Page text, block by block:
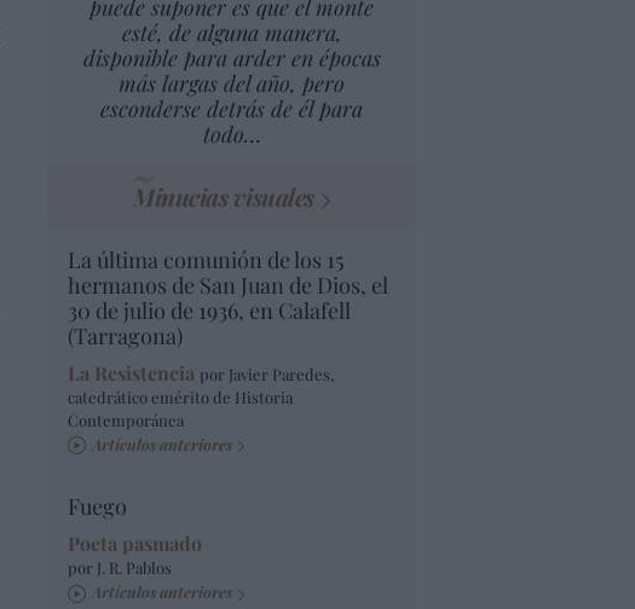
puede suponer es que el monte
esté, de alguna manera,
disponible para arder en épocas
más largas del año, pero
esconderse detrás de él para
todo…
Minucias visuales
La última comunión de los 15
hermanos de San Juan de Dios, el
30 de julio de 1936, en Calafell
(Tarragona)
La Resistencia por Javier Paredes,
catedrático emérito de Historia
Contemporánea
Artículos anteriores
Fuego
Poeta pasmado
por J. R. Pablos
Artículos anteriores